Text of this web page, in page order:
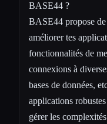
BASE44 ?
BASE44 propose
améliorer tes
fonctionnalités de
connexions à
bases de données,
applications
gérer les